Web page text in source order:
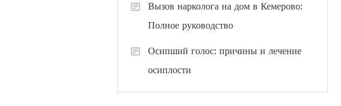
Вызов нарколога на дом в Кемерово:
Полное руководство
Осипший голос: причины и лечение
осиплости